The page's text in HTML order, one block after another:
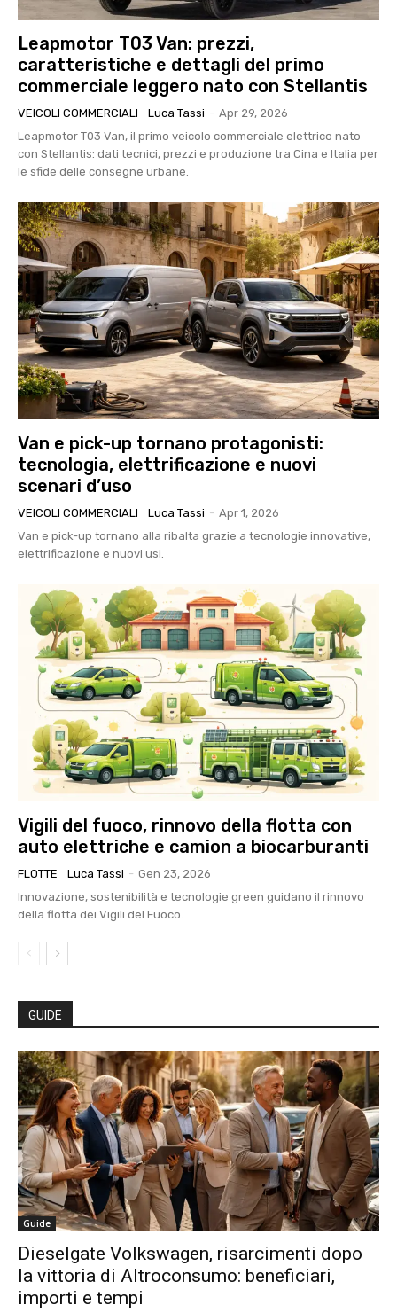
Leapmotor T03 Van: prezzi,
caratteristiche e dettagli del primo
commerciale leggero nato con Stellantis
VEICOLI COMMERCIALI Luca Tassi - Apr 29, 2026
Leapmotor T03 Van, il primo veicolo commerciale elettrico nato
con Stellantis: dati tecnici, prezzi e produzione tra Cina e Italia per
le sfide delle consegne urbane.
Van e pick-up tornano protagonisti:
tecnologia, elettrificazione e nuovi
scenari d’uso
VEICOLI COMMERCIALI Luca Tassi - Apr 1, 2026
Van e pick-up tornano alla ribalta grazie a tecnologie innovative,
elettrificazione e nuovi usi.
Vigili del fuoco, rinnovo della flotta con
auto elettriche e camion a biocarburanti
FLOTTE Luca Tassi - Gen 23, 2026
Innovazione, sostenibilità e tecnologie green guidano il rinnovo
della flotta dei Vigili del Fuoco.
GUIDE
Guide
Dieselgate Volkswagen, risarcimenti dopo
la vittoria di Altroconsumo: beneficiari,
importi e tempi